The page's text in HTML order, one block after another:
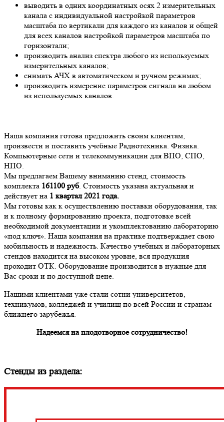
выводить в одних координатных осях 2 измерительных
канала с индивидуальной настройкой параметров
масштаба по вертикали для каждого из каналов и общей
для всех каналов настройкой параметров масштаба по
горизонтали;
производить анализ спектра любого из используемых
измерительных каналов;
снимать АЧХ в автоматическом и ручном режимах;
производить измерение параметров сигнала на любом
из используемых каналов.
Наша компания готова предложить своим клиентам,
произвести и поставить учебные Радиотехника. Физика.
Компьютерные сети и телекоммуникации для ВПО, СПО,
НПО.
Мы предлагаем Вашему вниманию стенд, стоимость
комплекта 161100 руб. Стоимость указана актуальная и
действует на 1 квартал 2021 года.
Мы готовы как к осуществлению поставки оборудования, так
и к полному формированию проекта, подготовке всей
необходимой документации и укомплектованию лабораторию
«под ключ». Наша компания на практике подтверждает свою
мобильность и надежность. Качество учебных и лабораторных
стендов находится на высоком уровне, вся продукция
проходит ОТК. Оборудование производится в нужные для
Вас сроки и по доступной цене.
Нашими клиентами уже стали сотни университетов,
техникумов, колледжей и училищ по всей России и странам
ближнего зарубежья.
Надеемся на плодотворное сотрудничество!
Стенды из раздела: